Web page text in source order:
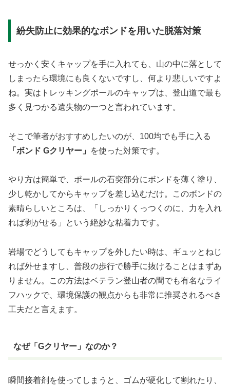
紛失防止に効果的なボンドを用いた脱落対策
せっかく安くキャップを手に入れても、山の中に落として
しまったら環境にも良くないですし、何より悲しいですよ
ね。実はトレッキングポールのキャップは、登山道で最も
多く見つかる遺失物の一つと言われています。
そこで筆者がおすすめしたいのが、100均でも手に入る
「ボンド Gクリヤー」
を使った対策です。
やり方は簡単で、ポールの石突部分にボンドを薄く塗り、
少し乾かしてからキャップを差し込むだけ。このボンドの
素晴らしいところは、
「しっかりくっつくのに、力を入れ
れば剥がせる」
という絶妙な粘着力です。
岩場でどうしてもキャップを外したい時は、ギュッとねじ
れば外せますし、普段の歩行で勝手に抜けることはまずあ
りません。この方法はベテラン登山者の間でも有名なライ
フハックで、環境保護の観点からも非常に推奨されるべき
工夫だと言えます。
なぜ「Gクリヤー」なのか？
瞬間接着剤を使ってしまうと、ゴムが硬化して割れたり、